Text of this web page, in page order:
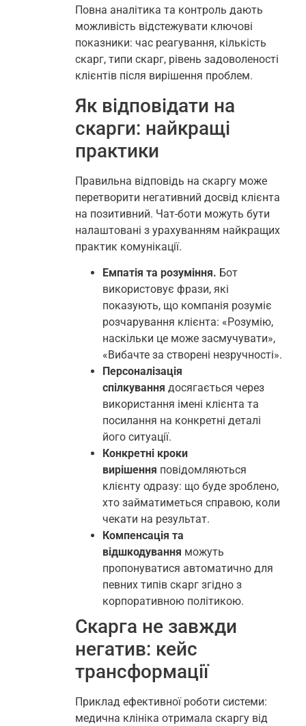
Повна аналітика та контроль дають
можливість відстежувати ключові
показники: час реагування, кількість
скарг, типи скарг, рівень задоволеності
клієнтів після вирішення проблем.
Як відповідати на
скарги: найкращі
практики
Правильна відповідь на скаргу може
перетворити негативний досвід клієнта
на позитивний. Чат-боти можуть бути
налаштовані з урахуванням найкращих
практик комунікації.
Емпатія та розуміння. Бот
використовує фрази, які
показують, що компанія розуміє
розчарування клієнта: «Розумію,
наскільки це може засмучувати»,
«Вибачте за створені незручності».
Персоналізація
спілкування досягається через
використання імені клієнта та
посилання на конкретні деталі
його ситуації.
Конкретні кроки
вирішення повідомляються
клієнту одразу: що буде зроблено,
хто займатиметься справою, коли
чекати на результат.
Компенсація та
відшкодування можуть
пропонуватися автоматично для
певних типів скарг згідно з
корпоративною політикою.
Скарга не завжди
негатив: кейс
трансформації
Приклад ефективної роботи системи:
медична клініка отримала скаргу від